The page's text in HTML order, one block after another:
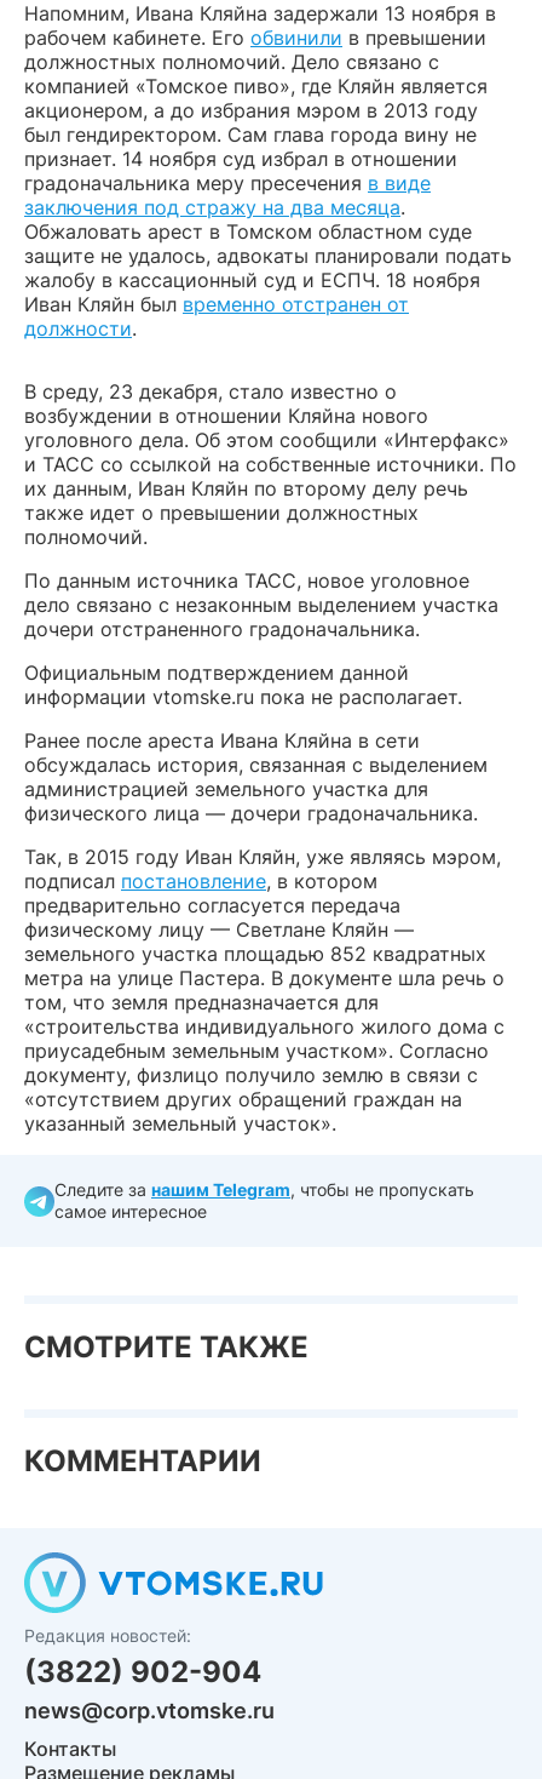
Напомним, Ивана Кляйна задержали 13 ноября в
рабочем кабинете. Его обвинили в превышении
должностных полномочий. Дело связано с
компанией «Томское пиво», где Кляйн является
акционером, а до избрания мэром в 2013 году
был гендиректором. Сам глава города вину не
признает. 14 ноября суд избрал в отношении
градоначальника меру пресечения в виде
заключения под стражу на два месяца.
Обжаловать арест в Томском областном суде
защите не удалось, адвокаты планировали подать
жалобу в кассационный суд и ЕСПЧ. 18 ноября
Иван Кляйн был временно отстранен от
должности.
В среду, 23 декабря, стало известно о
возбуждении в отношении Кляйна нового
уголовного дела. Об этом сообщили «Интерфакс»
и ТАСС со ссылкой на собственные источники. По
их данным, Иван Кляйн по второму делу речь
также идет о превышении должностных
полномочий.
По данным источника ТАСС, новое уголовное
дело связано с незаконным выделением участка
дочери отстраненного градоначальника.
Официальным подтверждением данной
информации vtomske.ru пока не располагает.
Ранее после ареста Ивана Кляйна в сети
обсуждалась история, связанная с выделением
администрацией земельного участка для
физического лица — дочери градоначальника.
Так, в 2015 году Иван Кляйн, уже являясь мэром,
подписал постановление, в котором
предварительно согласуется передача
физическому лицу — Светлане Кляйн —
земельного участка площадью 852 квадратных
метра на улице Пастера. В документе шла речь о
том, что земля предназначается для
«строительства индивидуального жилого дома с
приусадебным земельным участком». Согласно
документу, физлицо получило землю в связи с
«отсутствием других обращений граждан на
указанный земельный участок».
Следите за нашим Telegram, чтобы не пропускать
самое интересное
СМОТРИТЕ ТАКЖЕ
КОММЕНТАРИИ
Редакция новостей:
(3822) 902-904
news@corp.vtomske.ru
Контакты
Размещение рекламы